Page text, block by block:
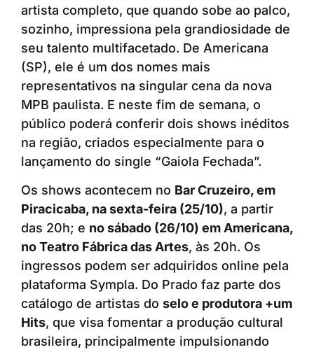
artista completo, que quando sobe ao palco,
sozinho, impressiona pela grandiosidade de
seu talento multifacetado. De Americana
(SP), ele é um dos nomes mais
representativos na singular cena da nova
MPB paulista. E neste fim de semana, o
público poderá conferir dois shows inéditos
na região, criados especialmente para o
lançamento do single “Gaiola Fechada”.
Os shows acontecem no Bar Cruzeiro, em
Piracicaba, na sexta-feira (25/10), a partir
das 20h; e no sábado (26/10) em Americana,
no Teatro Fábrica das Artes, às 20h. Os
ingressos podem ser adquiridos online pela
plataforma Sympla. Do Prado faz parte dos
catálogo de artistas do selo e produtora +um
Hits, que visa fomentar a produção cultural
brasileira, principalmente impulsionando